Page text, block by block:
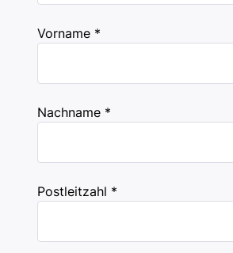
Vorname *
Nachname *
Postleitzahl *